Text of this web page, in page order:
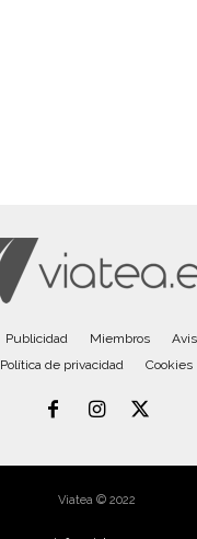
Publicidad Miembros
Política de privacidad
Cookies
Viatea © 2022